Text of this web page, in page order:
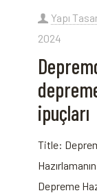
Yapı
2024
ipuçları
Title:
Depreme